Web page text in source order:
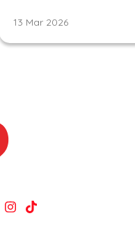
13 Mar 2026